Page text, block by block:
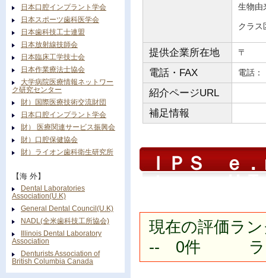
生物
クラ
提供企業所在地 〒
電話・FAX 電
紹介ページURL
補足情報
ＩＰＳ ｅ
現在の評価
-- 0件 ラ
日本口腔インプラント学会
日本スポーツ歯科医学会
日本歯科技工士連盟
日本放射線技師会
日本臨床工学技士会
日本作業療法士協会
大学病院医療情報ネットワー
ク研究センター
財）国際医療技術交流財団
日本口腔インプラント学会
財） 医療関連サービス振興会
財）口腔保健協会
財）ライオン歯科衛生研究所
【海 外】
Dental Laboratories
Association(U.K)
General Dental Council(U.K)
NADL(全米歯科技工所協会)
Illinois Dental Laboratory
Association
Denturists Association of
British Columbia Canada